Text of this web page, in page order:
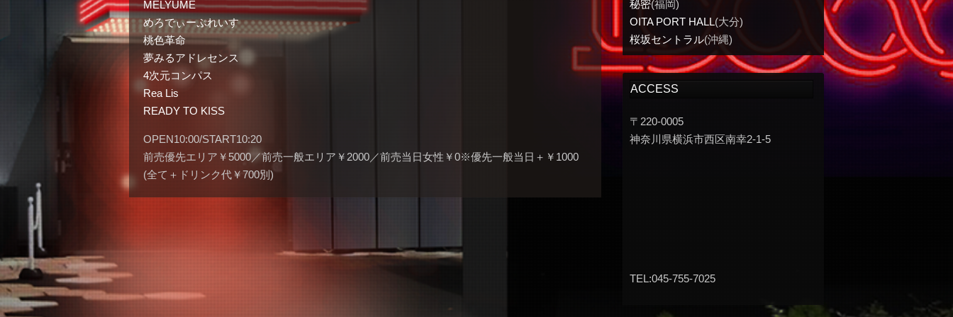
MELYUME
めろでぃーぷれいす
桃色革命
夢みるアドレセンス
4次元コンパス
Rea Lis
READY TO KISS
OPEN10:00/START10:20
前売優先エリア￥5000／前売一般エリア￥2000／前売当日女性￥0※優先一般当日＋￥1000
(全て＋ドリンク代￥700別)
秘密(福岡)
OITA PORT HALL(大分)
桜坂セントラル(沖縄)
ACCESS
〒220-0005
神奈川県横浜市西区南幸2-1-5
TEL:045-755-7025